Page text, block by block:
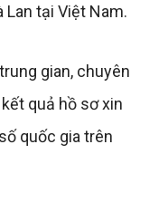
tại Việt Nam.
gian, chuyên
quả hồ sơ xin
quốc gia trên